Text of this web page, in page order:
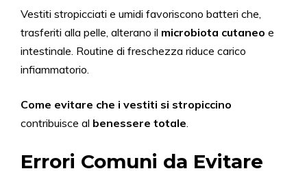
Vestiti stropicciati e umidi favoriscono batteri che,
trasferiti alla pelle, alterano il microbiota cutaneo e
intestinale. Routine di freschezza riduce carico
infiammatorio.
Come evitare che i vestiti si stropiccino
contribuisce al benessere totale.
Errori Comuni da Evitare